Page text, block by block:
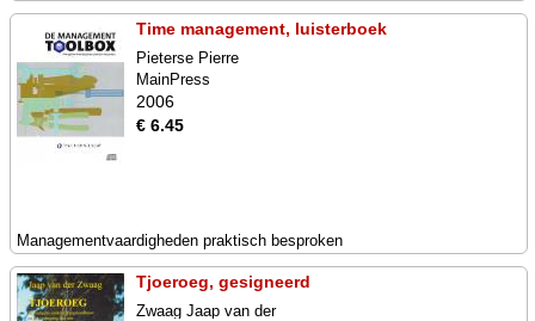
Time management, luisterboek
Pieterse Pierre
MainPress
2006
€ 6.45
Managementvaardigheden praktisch besproken
Tjoeroeg, gesigneerd
Zwaag Jaap van der